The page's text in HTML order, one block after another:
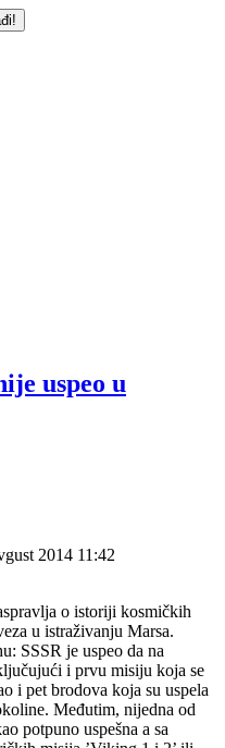
uspeo u
2014 11:42
o istoriji kosmičkih
u istraživanju Marsa.
SSSR je uspeo da na
i prvu misiju koja se
i pet brodova koja su uspela
Međutim, nijedna od
potpuno uspešna a sa